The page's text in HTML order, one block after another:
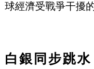
球經濟受戰爭干擾
白銀同步跳